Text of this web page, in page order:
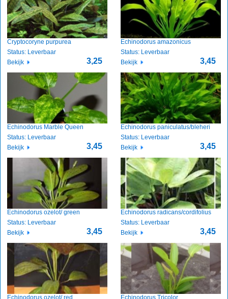
Cryptocoryne purpurea
3,25
Status: Leverbaar
Bekijk
Echinodorus amazonicus
3,45
Status: Leverbaar
Bekijk
Echinodorus Marble Queen
3,45
Status: Leverbaar
Bekijk
Echinodorus paniculatus/bleheri
3,45
Status: Leverbaar
Bekijk
Echinodorus ozelot/ green
3,45
Status: Leverbaar
Bekijk
Echinodorus radicans/cordifolius
3,45
Status: Leverbaar
Bekijk
Echinodorus ozelot/ red Echinodorus Tricolor